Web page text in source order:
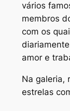
vários
membros
com os
amor e
Na galeria,
estrelas